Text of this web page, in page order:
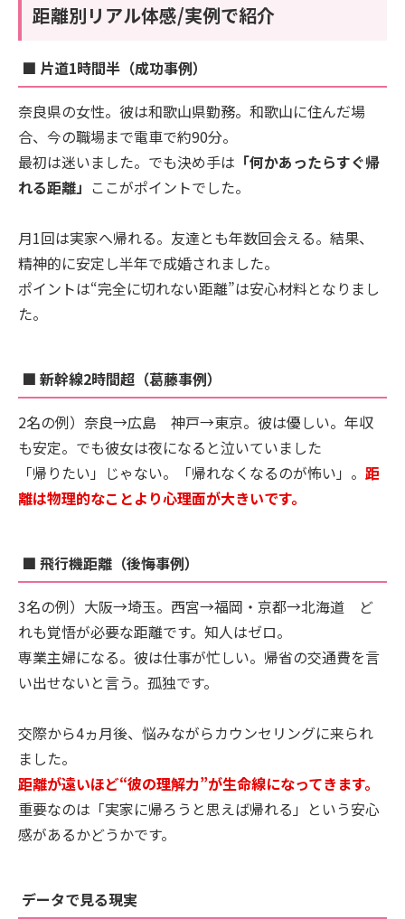
距離別リアル体感/実例で紹介
■ 片道1時間半（成功事例）
奈良県の女性。彼は和歌山県勤務。和歌山に住んだ場
合、今の職場まで電車で約90分。
最初は迷いました。でも決め手は 「何かあったらすぐ帰
れる距離」 ここがポイントでした。
月1回は実家へ帰れる。友達とも年数回会える。結果、
精神的に安定し半年で成婚されました。
ポイントは“完全に切れない距離”は安心材料となりまし
た。
■ 新幹線2時間超（葛藤事例）
2名の例）奈良→広島 神戸→東京。彼は優しい。年収
も安定。でも彼女は夜になると泣いていました
「帰りたい」じゃない。「帰れなくなるのが怖い」。 距
離は物理的なことより心理面が大きいです。
■ 飛行機距離（後悔事例）
3名の例）大阪→埼玉。西宮→福岡・京都→北海道 ど
れも覚悟が必要な距離です。知人はゼロ。
専業主婦になる。彼は仕事が忙しい。帰省の交通費を言
い出せないと言う。孤独です。
交際から4ヵ月後、悩みながらカウンセリングに来られ
ました。
距離が遠いほど“彼の理解力”が生命線になってきます。
重要なのは「実家に帰ろうと思えば帰れる」という安心
感があるかどうかです。
データで見る現実